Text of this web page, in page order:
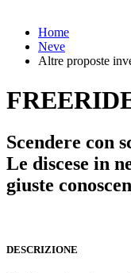
Home
Neve
Altre proposte
Scendere con
Le discese in
giuste
DESCRIZIONE